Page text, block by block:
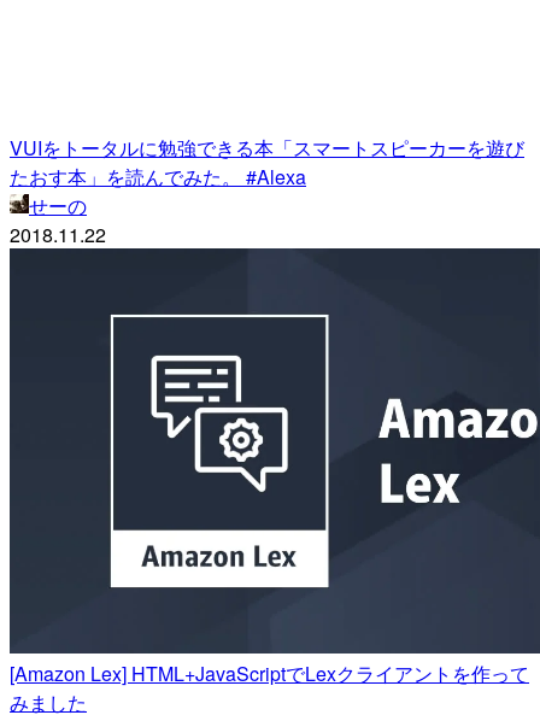
VUIをトータルに勉強できる本「スマートスピーカーを遊び
たおす本」を読んでみた。 #Alexa
せーの
2018.11.22
[Amazon Lex] HTML+JavaScriptでLexクライアントを作って
みました